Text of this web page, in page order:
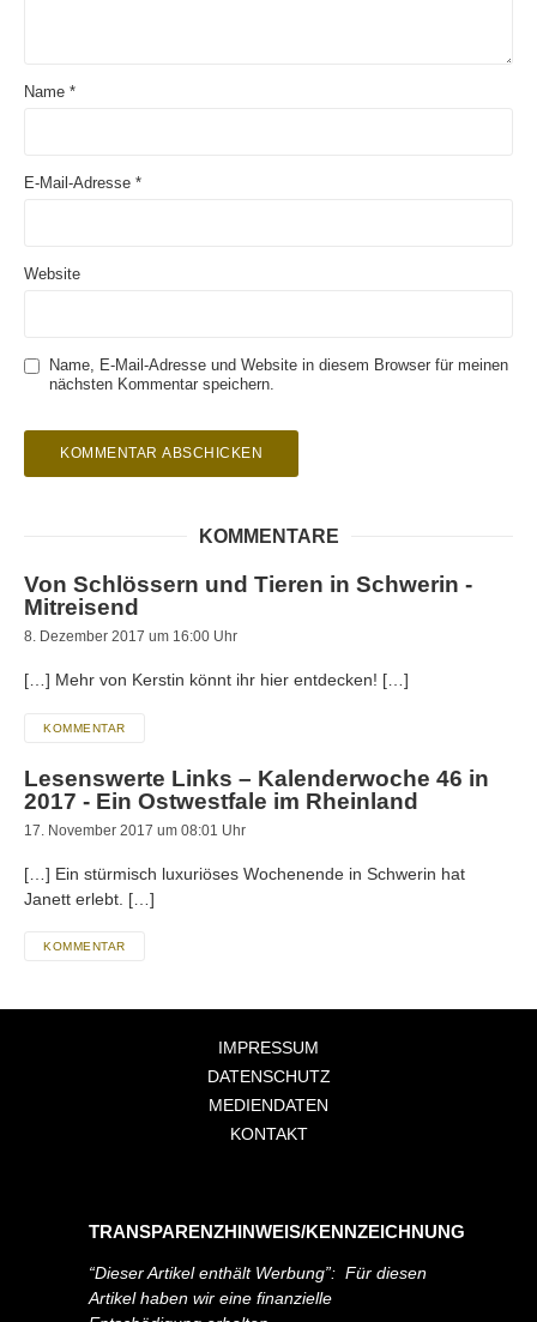
Name *
E-Mail-Adresse *
Website
Name, E-Mail-Adresse und Website in diesem Browser für meinen
nächsten Kommentar speichern.
KOMMENTARE
Von Schlössern und Tieren in Schwerin -
Mitreisend
8. Dezember 2017 um 16:00 Uhr
[…] Mehr von Kerstin könnt ihr hier entdecken! […]
KOMMENTAR
Lesenswerte Links – Kalenderwoche 46 in
2017 - Ein Ostwestfale im Rheinland
17. November 2017 um 08:01 Uhr
[…] Ein stürmisch luxuriöses Wochenende in Schwerin hat
Janett erlebt. […]
KOMMENTAR
IMPRESSUM
DATENSCHUTZ
MEDIENDATEN
KONTAKT
TRANSPARENZHINWEIS/KENNZEICHNUNG
“Dieser Artikel enthält Werbung”: Für diesen
Artikel haben wir eine finanzielle